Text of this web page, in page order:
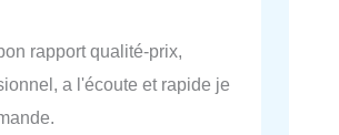
rapport qualité-prix,
a l'écoute et rapide je